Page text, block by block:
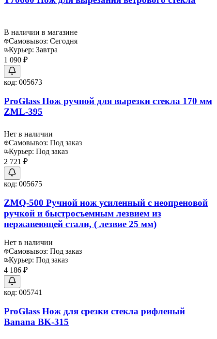
В наличии в магазине
Самовывоз: Сегодня
Курьер: Завтра
1 090 ₽
код: 005673
ProGlass Нож ручной для вырезки стекла 170 мм
ZML-395
Нет в наличии
Самовывоз: Под заказ
Курьер: Под заказ
2 721 ₽
код: 005675
ZMQ-500 Ручной нож усиленный с неопреновой
ручкой и быстросъемным лезвием из
нержавеющей стали, ( лезвие 25 мм)
Нет в наличии
Самовывоз: Под заказ
Курьер: Под заказ
4 186 ₽
код: 005741
ProGlass Нож для срезки стекла рифленый
Banana BK-315